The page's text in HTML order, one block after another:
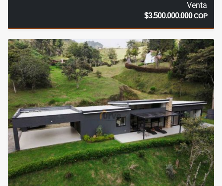
Venta
$3.500.000.000COP